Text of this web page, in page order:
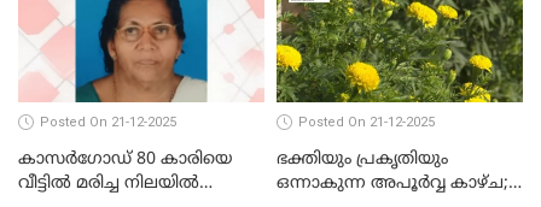
ആശുപത്രിയിലെത്തിച്ചു
Posted On 21-12-2025
കാസർഗോഡ് 80 കാരിയെ
വീട്ടിൽ മരിച്ച നിലയിൽ
Posted On 21-12-2025
ഭക്തിയും പ്രകൃതിയും
ഒന്നാകുന്ന അപൂര്‍വ്വ കാഴ്ച;